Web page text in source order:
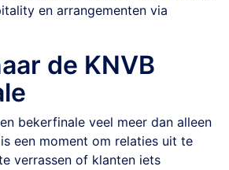
en arrangementen via
de KNVB
bekerfinale veel meer dan alleen
een moment om relaties uit te
verrassen of klanten iets